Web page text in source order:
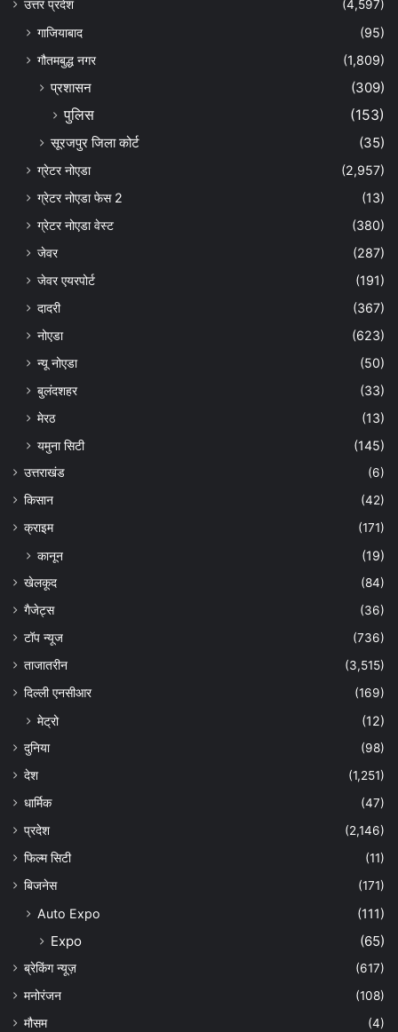
उत्तर प्रदेश
(4,597)
गाजियाबाद
(95)
गौतमबुद्ध नगर
(1,809)
प्रशासन
(309)
पुलिस
(153)
सूरजपुर जिला कोर्ट
(35)
ग्रेटर नोएडा
(2,957)
ग्रेटर नोएडा फेस 2
(13)
ग्रेटर नोएडा वेस्ट
(380)
जेवर
(287)
जेवर एयरपोर्ट
(191)
दादरी
(367)
नोएडा
(623)
न्यू नोएडा
(50)
बुलंदशहर
(33)
मेरठ
(13)
यमुना सिटी
(145)
उत्तराखंड
(6)
किसान
(42)
क्राइम
(171)
कानून (19)
खेलकूद
(84)
गैजेट्स
(36)
टॉप न्यूज
(736)
ताजातरीन
(3,515)
दिल्ली एनसीआर
(169)
मेट्रो (12)
दुनिया
(98)
देश
(1,251)
धार्मिक
(47)
प्रदेश
(2,146)
फिल्म सिटी
(11)
बिजनेस
(171)
Auto Expo (111)
Expo (65)
ब्रेकिंग न्यूज़
(617)
मनोरंजन
(108)
मौसम
(4)